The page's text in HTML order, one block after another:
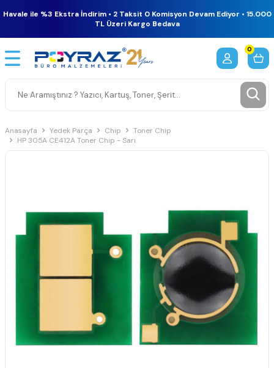
Havale ile %3 Ekstra İndirim • 2 Taksit 0 Komisyon Devam Ediyor • 15.000
TL Üzeri Kargo Bedava
0
Anasayfa Yedek Parça Chip
Toner Chip
HP 305A CE412A Toner Chip - Sarı